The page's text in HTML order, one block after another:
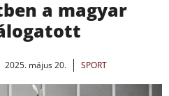
a magyar
2025. május 20. SPORT